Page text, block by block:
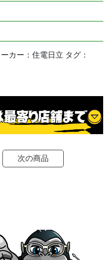
カー：住電日立 タグ：
次の商品